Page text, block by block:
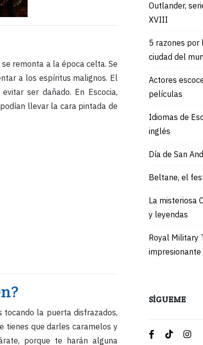
remonta a la época celta. Se
a los espíritus malignos. El
ser dañado. En Escocia,
llevar la cara pintada de
tocando la puerta disfrazados,
tienes que darles caramelos y
porque te harán alguna
Outlander,
XVIII
5 razones por
ciudad del
Actores
películas
Idiomas de
inglés
Día de San
Beltane, el
La misteriosa
y leyendas
Royal Military
SÍGUEME